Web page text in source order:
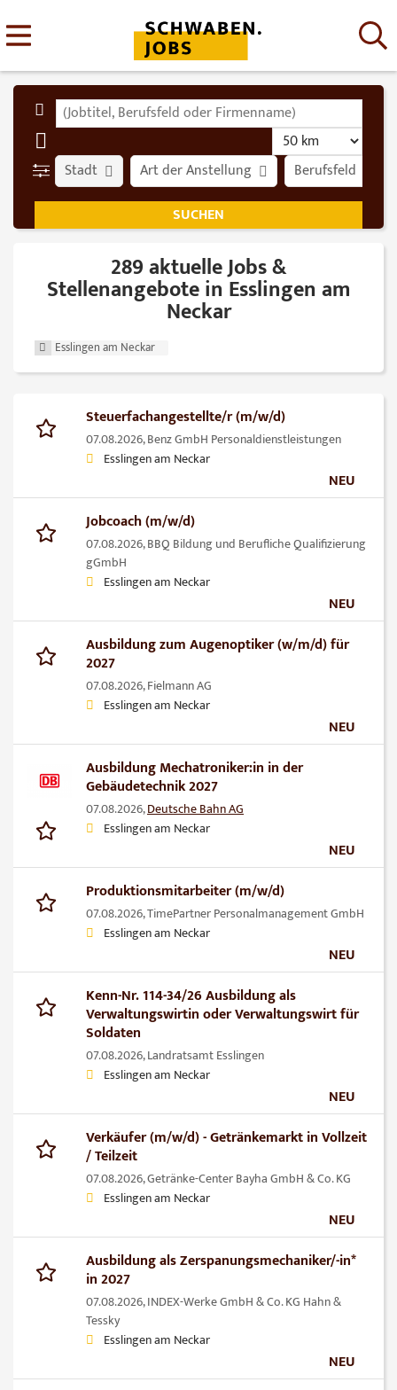
Stadt Art der Anstellung Berufsfeld
289 aktuelle Jobs &
Stellenangebote in Esslingen am
Neckar
Esslingen am Neckar
Steuerfachangestellte/r (m/w/d)
07.08.2026,Benz GmbH Personaldienstleistungen
Esslingen am Neckar
NEU
Jobcoach (m/w/d)
07.08.2026,BBQ Bildung und Berufliche Qualifizierung
gGmbH
Esslingen am Neckar
NEU
Ausbildung zum Augenoptiker (w/m/d) für
2027
07.08.2026,Fielmann AG
Esslingen am Neckar
NEU
Ausbildung Mechatroniker:in in der
Gebäudetechnik 2027
07.08.2026,Deutsche Bahn AG
Esslingen am Neckar
NEU
Produktionsmitarbeiter (m/w/d)
07.08.2026,TimePartner Personalmanagement GmbH
Esslingen am Neckar
NEU
Kenn-Nr. 114-34/26 Ausbildung als
Verwaltungswirtin oder Verwaltungswirt für
Soldaten
07.08.2026,Landratsamt Esslingen
Esslingen am Neckar
NEU
Verkäufer (m/w/d) - Getränkemarkt in Vollzeit
/ Teilzeit
07.08.2026,Getränke-Center Bayha GmbH & Co. KG
Esslingen am Neckar
NEU
Ausbildung als Zerspanungsmechaniker/-in*
in 2027
07.08.2026,INDEX-Werke GmbH & Co. KG Hahn &
Tessky
Esslingen am Neckar
NEU